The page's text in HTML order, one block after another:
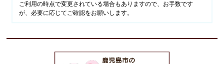
ご利用の時点で変更されている場合もありますので、お手数です
が、必要に応じてご確認をお願いします。